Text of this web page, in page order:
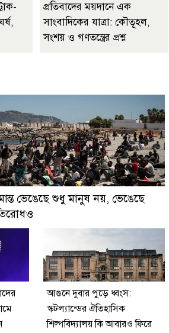
প্রতিবাদের ময়দানে এক
সাংবাদিকের যাত্রা: কৌতূহল,
সংশয় ও গণতন্ত্রের প্রশ্ন
ভেঙেছে শুধু মানুষ নয়, ভেঙেছে
আগুনে দুবার পুড়ে ধ্বংস:
স্কটল্যান্ডের ঐতিহাসিক
শিল্পবিদ্যালয় কি আবারও ফিরে